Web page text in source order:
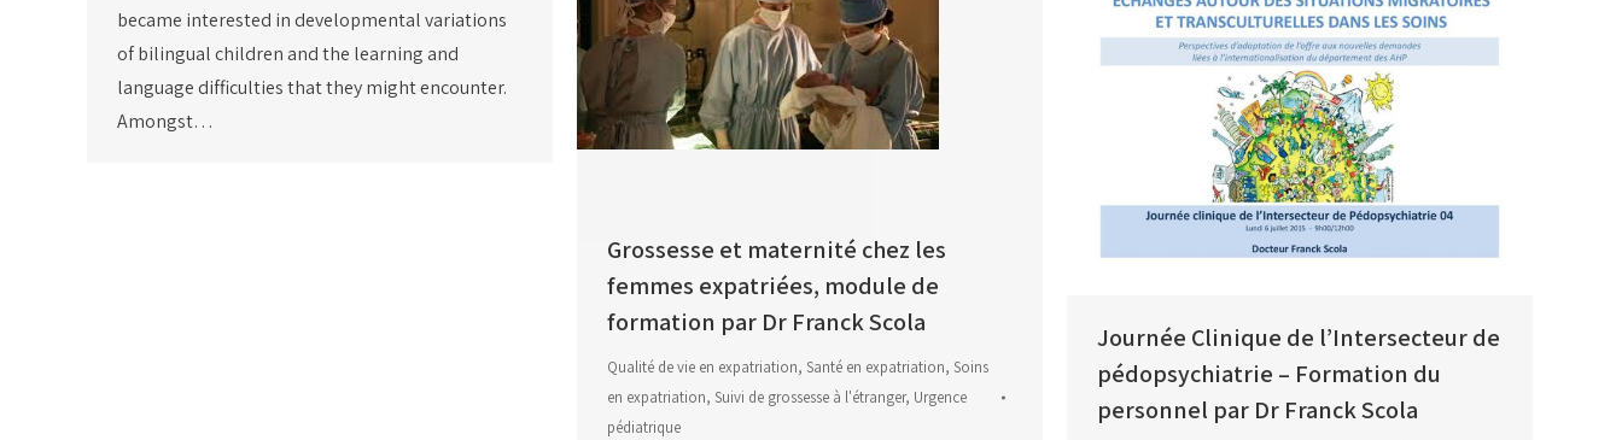
became interested in developmental variations
of bilingual children and the learning and
language difficulties that they might encounter.
Amongst…
Grossesse et maternité chez les
femmes expatriées, module de
formation par Dr Franck Scola
Qualité de vie en expatriation, Santé en expatriation, Soins
en expatriation, Suivi de grossesse à l'étranger, Urgence
pédiatrique
Journée Clinique de l’Intersecteur de
pédopsychiatrie – Formation du
personnel par Dr Franck Scola